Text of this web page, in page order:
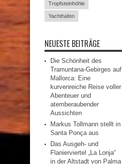
Tropfsteinhöhle
Yachthafen
NEUESTE BEITRÄGE
Die Schönheit des
Tramuntana-Gebirges auf
Mallorca: Eine
kurvenreiche Reise voller
Abenteuer und
atemberaubender
Aussichten
Markus Tollmann stellt in
Santa Ponça aus
Das Ausgeh- und
Flanierviertel „La Lonja“
in der Altstadt von Palma